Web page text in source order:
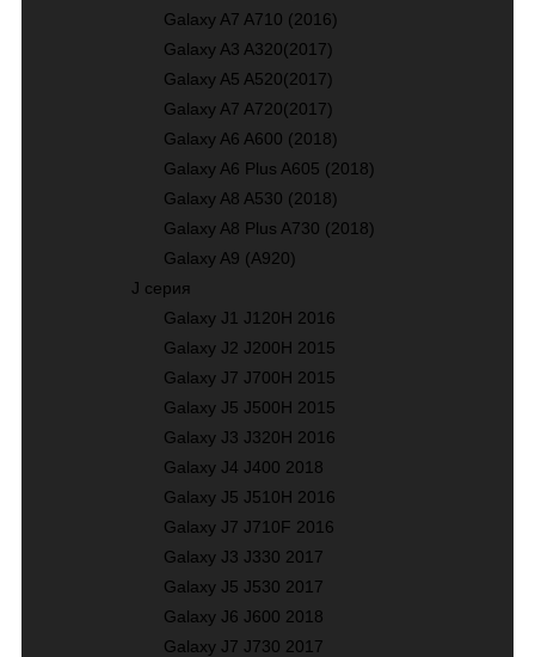
Galaxy A7 A710 (2016)
Galaxy A3 A320(2017)
Galaxy A5 A520(2017)
Galaxy A7 A720(2017)
Galaxy A6 A600 (2018)
Galaxy A6 Plus A605 (2018)
Galaxy A8 A530 (2018)
Galaxy A8 Plus A730 (2018)
Galaxy A9 (A920)
J серия
Galaxy J1 J120H 2016
Galaxy J2 J200H 2015
Galaxy J7 J700H 2015
Galaxy J5 J500H 2015
Galaxy J3 J320H 2016
Galaxy J4 J400 2018
Galaxy J5 J510H 2016
Galaxy J7 J710F 2016
Galaxy J3 J330 2017
Galaxy J5 J530 2017
Galaxy J6 J600 2018
Galaxy J7 J730 2017